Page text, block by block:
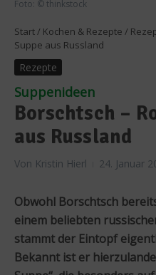
Foto: © thinkstock
Start/ Kochen & Rezepte /
Suppe aus Russland
Rezepte
Suppenideen
Borschtsch –
aus Russland
Von Kristin Hierl 24. Januar
Obwohl Borschtsch
einem beliebten
stammt der Eintopf
Bekannt ist er